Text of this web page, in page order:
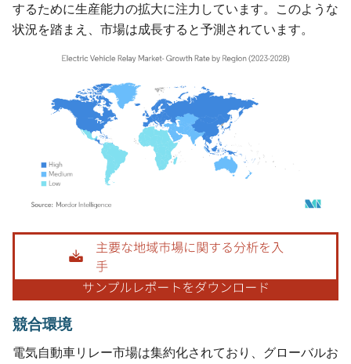
するために生産能力の拡大に注力しています。このような
状況を踏まえ、市場は成長すると予測されています。
画像 © Mordor Intelligence。再利用にはCC BY 4.0の表示が必要です。
競合環境
電気自動車リレー市場は集約化されており、グローバルお